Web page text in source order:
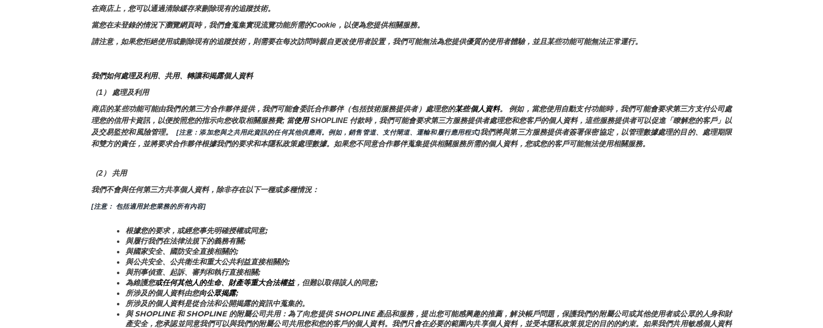
在商店上，您可以通過清除緩存來刪除現有的追蹤技術。
當您在未登錄的情況下瀏覽網頁時，我們會蒐集實現流覽功能所需的Cookie，以便為您提供相關服務。
請注意，如果您拒絕使用或刪除現有的追蹤技術，則需要在每次訪問時親自更改使用者設置，我們可能無法為您提供優質的使用者體驗，並且某些功能可能無法正常運行。
我們如何處理及利用、共用、轉讓和揭露個人資料
（1） 處理及利用
商店的某些功能可能由我們的第三方合作夥伴提供，我們可能會委託合作夥伴（包括技術服務提供者）處理您的某些個人資料。 例如，當您使用自動支付功能時，我們可能會要求第三方支付公司處
理您的信用卡資訊，以便按照您的指示向您收取相關服務費; 當使用 SHOPLINE 付款時，我們可能會要求第三方服務提供者處理您和您客戶的個人資料，這些服務提供者可以促進「瞭解您的客戶」以
及交易監控和風險管理。
[注意：添加您與之共用此資訊的任何其他供應商。例如，銷售管道、支付閘道、運輸和履行應用程式]我們將與第三方服務提供者簽署保密協定，以管理數據處理的目的、處理期限
和雙方的責任，並將要求合作夥伴根據我們的要求和本隱私政策處理數據。如果您不同意合作夥伴蒐集提供相關服務所需的個人資料，您或您的客戶可能無法使用相關服務。
（2） 共用
我們不會與任何第三方共享個人資料，除非存在以下一種或多種情況：
[注意： 包括適用於您業務的所有內容]
根據您的要求，或經您事先明確授權或同意;
與履行我們在法律法規下的義務有關;
與國家安全、國防安全直接相關的;
與公共安全、公共衛生和重大公共利益直接相關的;
與刑事偵查、起訴、審判和執行直接相關;
為維護您或任何其他人的生命、財產等重大合法權益，但難以取得該人的同意;
所涉及的個人資料由您向公眾揭露;
所涉及的個人資料是從合法和公開揭露的資訊中蒐集的。
與 SHOPLINE 和 SHOPLINE 的附屬公司共用：為了向您提供 SHOPLINE 產品和服務，提出您可能感興趣的推薦，解決帳戶問題，保護我們的附屬公司或其他使用者或公眾的人身和財
產安全，您承認並同意我們可以與我們的附屬公司共用您和您的客戶的個人資料。我們只會在必要的範圍內共享個人資料，並受本隱私政策規定的目的的約束。如果我們共用敏感個人資料